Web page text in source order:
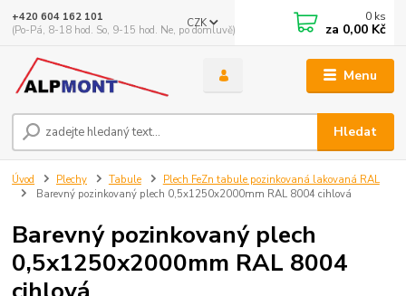
Menu
CZK
Hledat
+420 604 162 101
(Po-Pá, 8-18 hod. So, 9-15 hod. Ne, po domluvě)
0 ks
za 0,00 Kč
Úvod Plechy Tabule
Plech FeZn tabule pozinkovaná lakovaná RAL
Barevný pozinkovaný plech 0,5x1250x2000mm RAL 8004 cihlová
Barevný pozinkovaný plech
0,5x1250x2000mm RAL 8004